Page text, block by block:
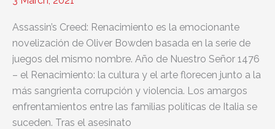
Assassin’s Creed: Renacimiento es la emocionante
novelización de Oliver Bowden basada en la serie de
juegos del mismo nombre. Año de Nuestro Señor 1476
– el Renacimiento: la cultura y el arte florecen junto a la
más sangrienta corrupción y violencia. Los amargos
enfrentamientos entre las familias políticas de Italia se
suceden. Tras el asesinato